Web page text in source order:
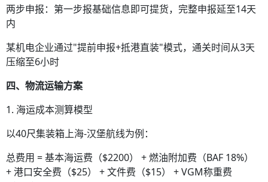
两步申报：第一步报基础信息即可提货，完整申报延至14天
内
某机电企业通过"提前申报+抵港直装"模式，通关时间从3天
压缩至6小时
四、物流运输方案
1. 海运成本测算模型
以40尺集装箱上海-汉堡航线为例：
总费用 = 基本海运费（$2200） + 燃油附加费（BAF 18%）
+ 港口安全费（$25） + 文件费（$15） + VGM称重费